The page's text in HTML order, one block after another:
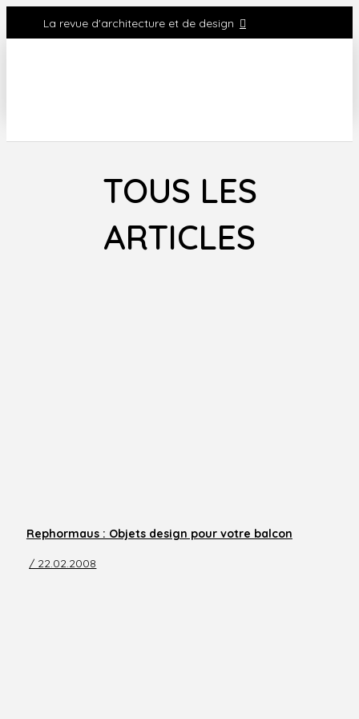
La revue d'architecture et de design
TOUS LES
ARTICLES
Rephormaus : Objets design pour votre balcon
/ 22.02.2008